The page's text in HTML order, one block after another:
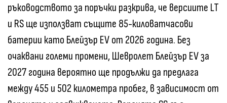
ръководството за поръчки разкрива, че версиите LT
и RS ще използват същите 85-киловатчасови
батерии като Блейзър EV от 2026 година. Без
очаквани големи промени, Шевролет Блейзър EV за
2027 година вероятно ще продължи да предлага
между 455 и 502 километра пробег, в зависимост от